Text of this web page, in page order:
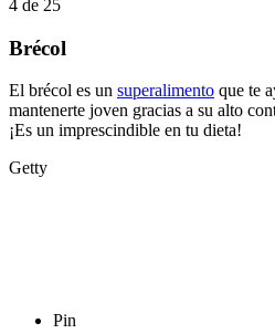
4 de 25
Brécol
El brécol es un superalimento que te
mantenerte joven gracias a su alto
¡Es un imprescindible en tu dieta!
Getty
Pin